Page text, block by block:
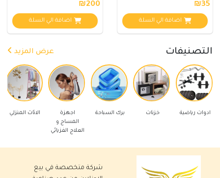
₪35
اضافة الي السلة
₪200
اضافة الي السلة
التصنيفات عرض المزيد
خزنات برك السباحة
اجهزة
العلاج الفزيائي
الاثاث المنزلي ادوات
شركة متخصصة في بيع